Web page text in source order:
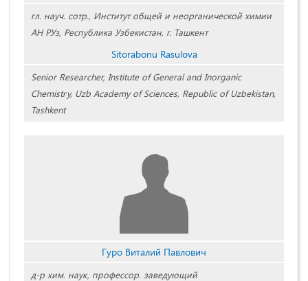
гл. науч. сотр., Институт общей и неорганической химии
АН РУз, Республика Узбекистан, г. Ташкент
Sitorabonu Rasulova
Senior Researcher, Institute of General and Inorganic
Chemistry, Uzb Academy of Sciences, Republic of Uzbekistan,
Tashkent
Гуро Виталий Павлович
д-р хим. наук, профессор. заведующий